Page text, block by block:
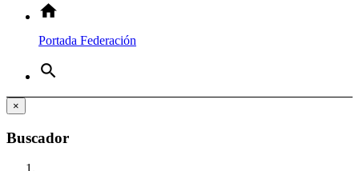
home
Portada Federación
search
×
Buscador